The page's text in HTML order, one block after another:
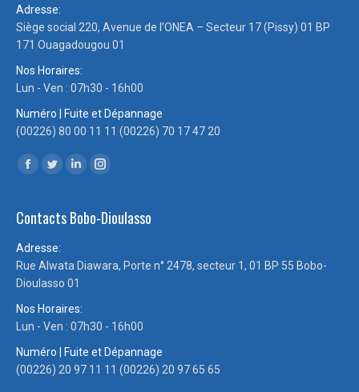
Adresse:
Siège social 220, Avenue de l’ONEA – Secteur 17 (Pissy) 01 BP
171 Ouagadougou 01
Nos Horaires:
Lun - Ven : 07h30 - 16h00
Numéro | Fuite et Dépannage
(00226) 80 00 11 11 (00226) 70 17 47 20
Trouvez nous sur :
Facebook
opens
window
Twitter
opens
window
LinkedIn
opens
window
Instagram
opens
Contacts Bobo-Dioulasso
Adresse:
Rue Alwata Diawara, Porte n° 2478, secteur 1, 01 BP 55 Bobo-
Dioulasso 01
Nos Horaires:
Lun - Ven : 07h30 - 16h00
Numéro | Fuite et Dépannage
(00226) 20 97 11 11 (00226) 20 97 65 65